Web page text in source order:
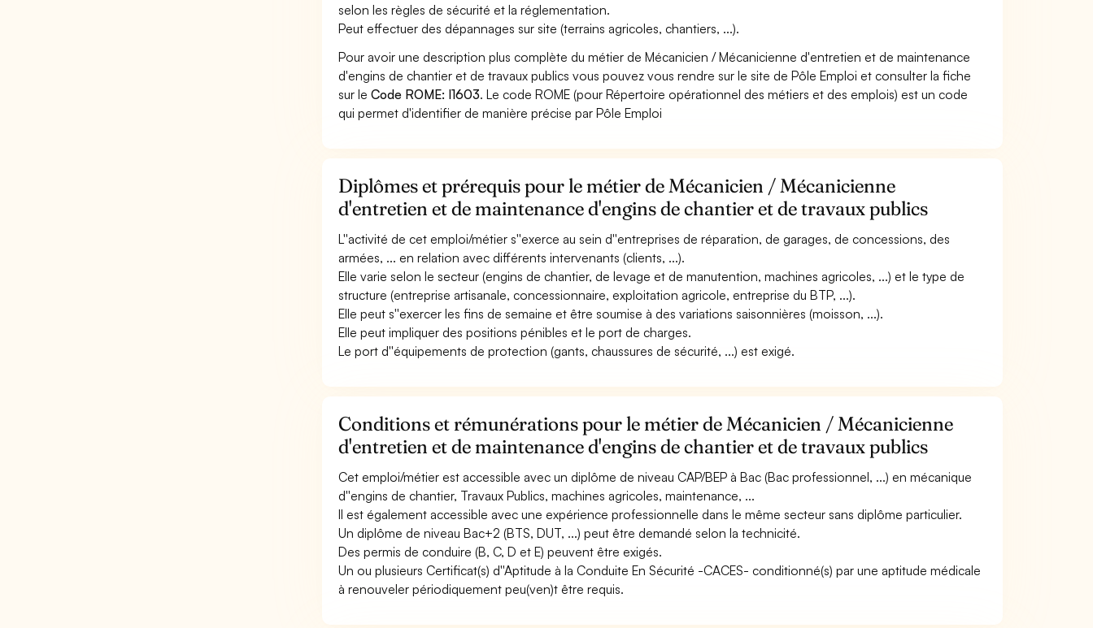
selon les règles de sécurité et la réglementation.
Peut effectuer des dépannages sur site (terrains agricoles, chantiers, ...).
Pour avoir une description plus complète du métier de Mécanicien / Mécanicienne d'entretien et de maintenance
d'engins de chantier et de travaux publics vous pouvez vous rendre sur le site de Pôle Emploi et consulter la fiche
sur leCode ROME: I1603. Le code ROME (pour Répertoire opérationnel des métiers et des emplois) est un code
qui permet d'identifier de manière précise par Pôle Emploi
Diplômes et prérequis pour le métier de Mécanicien / Mécanicienne
d'entretien et de maintenance d'engins de chantier et de travaux publics
L''activité de cet emploi/métier s''exerce au sein d''entreprises de réparation, de garages, de concessions, des
armées, ... en relation avec différents intervenants (clients, ...).
Elle varie selon le secteur (engins de chantier, de levage et de manutention, machines agricoles, ...) et le type de
structure (entreprise artisanale, concessionnaire, exploitation agricole, entreprise du BTP, ...).
Elle peut s''exercer les fins de semaine et être soumise à des variations saisonnières (moisson, ...).
Elle peut impliquer des positions pénibles et le port de charges.
Le port d''équipements de protection (gants, chaussures de sécurité, ...) est exigé.
Conditions et rémunérations pour le métier de Mécanicien / Mécanicienne
d'entretien et de maintenance d'engins de chantier et de travaux publics
Cet emploi/métier est accessible avec un diplôme de niveau CAP/BEP à Bac (Bac professionnel, ...) en mécanique
d''engins de chantier, Travaux Publics, machines agricoles, maintenance, ...
Il est également accessible avec une expérience professionnelle dans le même secteur sans diplôme particulier.
Un diplôme de niveau Bac+2 (BTS, DUT, ...) peut être demandé selon la technicité.
Des permis de conduire (B, C, D et E) peuvent être exigés.
Un ou plusieurs Certificat(s) d''Aptitude à la Conduite En Sécurité -CACES- conditionné(s) par une aptitude médicale
à renouveler périodiquement peu(ven)t être requis.